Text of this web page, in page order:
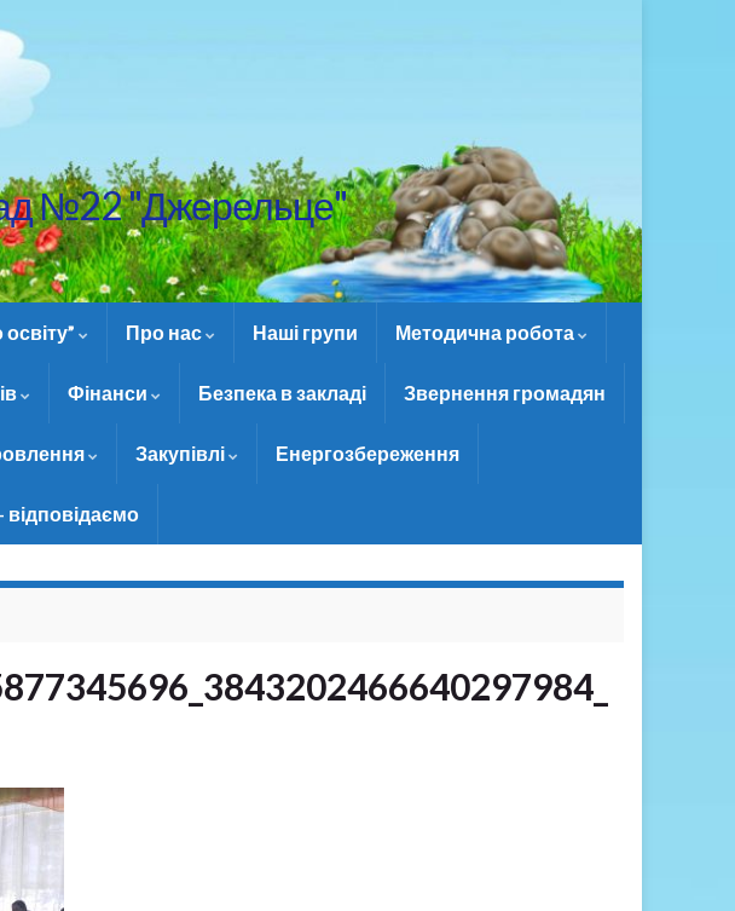
№22 "Джерельце"
Про нас Наші групи Методична робота
Фінанси Безпека в закладі Звернення громадян
Закупівлі Енергозбереження
відповідаємо